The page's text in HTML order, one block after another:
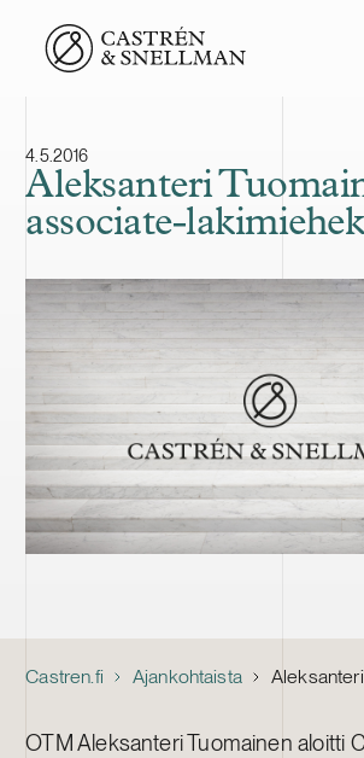
Front page
4.5.2016
Aleksanteri
associate-
Castren.fi Ajankohtaista
OTM Aleksanteri Tuomainen aloitti